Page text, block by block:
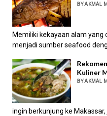
BY AKMAL
Memiliki kekayaan alam yang
menjadi sumber seafood
Kuliner
BY AKMAL
ingin berkunjung ke